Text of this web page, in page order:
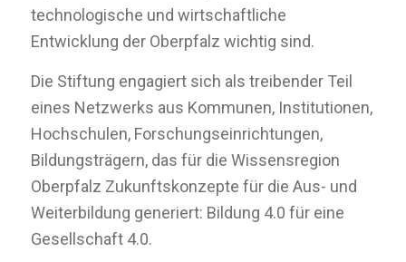
technologische und wirtschaftliche
Entwicklung der Oberpfalz wichtig sind.
Die Stiftung engagiert sich als treibender Teil
eines Netzwerks aus Kommunen, Institutionen,
Hochschulen, Forschungseinrichtungen,
Bildungsträgern, das für die Wissensregion
Oberpfalz Zukunftskonzepte für die Aus- und
Weiterbildung generiert: Bildung 4.0 für eine
Gesellschaft 4.0.